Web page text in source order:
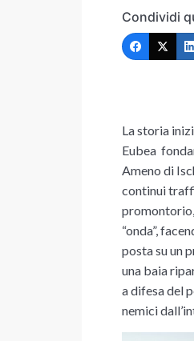
Condividi
La storia
Eubea
Ameno di
continui
promontorio,
“onda”,
posta su un
una baia
a difesa del
nemici